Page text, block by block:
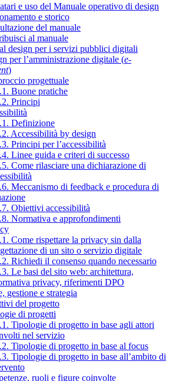
e uso del Manuale operativo di design
e storico
del manuale
al manuale
design per i servizi pubblici digitali
per l’amministrazione digitale (e-
)
progettuale
Buone pratiche
Principi
Definizione
Accessibilità by design
Principi per l’accessibilità
Linee guida e criteri di successo
Come rilasciare una dichiarazione di
Meccanismo di feedback e procedura di
Obiettivi accessibilità
Normativa e approfondimenti
Come rispettare la privacy sin dalla
di un sito o servizio digitale
Richiedi il consenso quando necessario
Le basi del sito web: architettura,
privacy, riferimenti DPO
gestione e strategia
del progetto
di progetti
Tipologie di progetto in base agli attori
nel servizio
Tipologie di progetto in base al focus
Tipologie di progetto in base all’ambito di
ruoli e figure coinvolte